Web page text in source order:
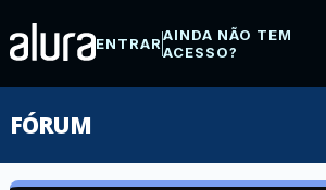
ENTRARAINDA NÃO TEM
ACESSO?
FÓRUM